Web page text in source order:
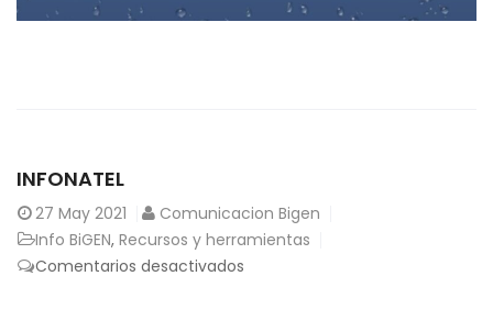
INFONATEL
27 May 2021
Comunicacion Bigen
Info BiGEN, Recursos y herramientas
Comentarios desactivados